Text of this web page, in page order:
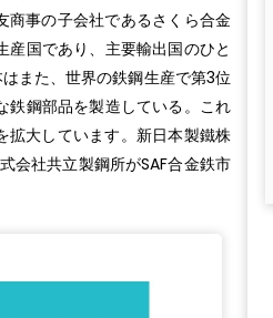
商事の子会社であるさくら合金
国であり、主要輸出国のひと
また、世界の鉄鋼生産で第3位
鉄鋼部品を製造している。これ
拡大しています。新日本製鐵株
会社共立製鋼所がSAF合金鉄市